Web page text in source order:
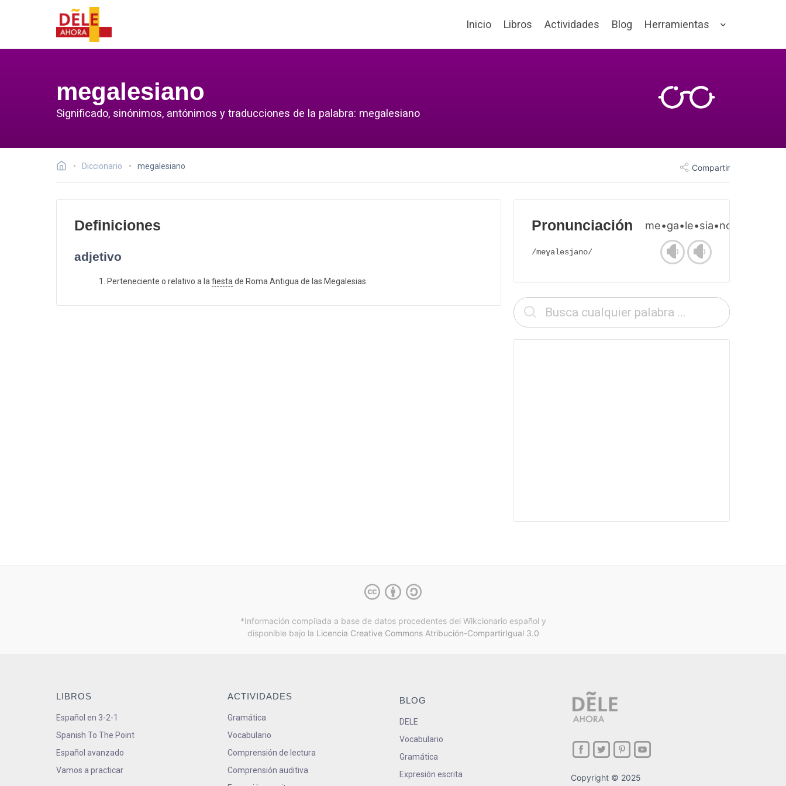
Inicio Libros Actividades Blog Herramientas
megalesiano
Significado, sinónimos, antónimos y traducciones de la palabra: megalesiano
Diccionario megalesiano Compartir
Definiciones
adjetivo
Perteneciente o relativo a lafiestade Roma Antigua de las Megalesias.
Pronunciación me•ga•le•sia•no
/meɣalesjano/
*Información compilada a base de datos procedentes del Wikcionario español y
disponible bajo la Licencia Creative Commons Atribución-CompartirIgual 3.0
LIBROS
Español en 3-2-1
Spanish To The Point
Español avanzado
Vamos a practicar
ACTIVIDADES
Gramática
Vocabulario
Comprensión de lectura
Comprensión auditiva
BLOG
DELE
Vocabulario
Gramática
Expresión escrita
Copyright © 2025